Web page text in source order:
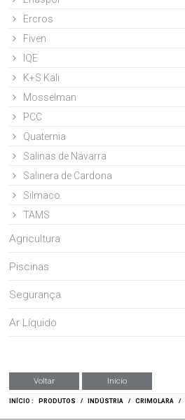
Ercros
Fiven
IQE
K+S Kali
Mosselman
PCC
Quaternia
Salinas de Navarra
Salinera de Cardona
Silmaco
TAMS
Agricultura
Piscinas
Segurança
Ar Líquido
Voltar Início
INÍCIO : PRODUTOS / INDÚSTRIA / CRIMOLARA /